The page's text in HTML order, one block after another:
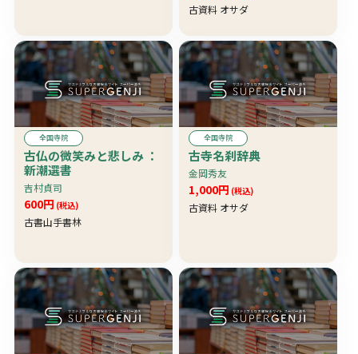
古資料 オサダ
全国寺院
古仏の微笑みと悲しみ ：
新潮選書
吉村貞司
600円 (税込)
古書山手書林
全国寺院
古寺名刹辞典
金岡秀友
1,000円 (税込)
古資料 オサダ